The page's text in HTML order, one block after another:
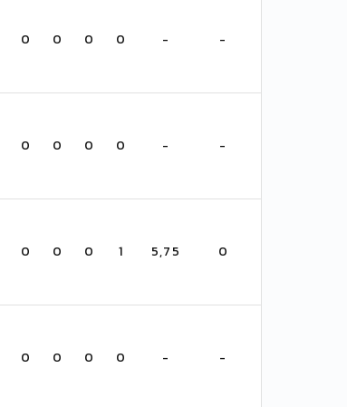
0 0 0 0 - -
0 0 0 0 - -
0 0 0 1 5,75 0
0 0 0 0 - -